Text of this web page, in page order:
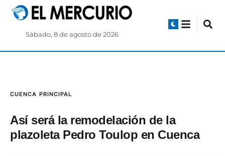
Sábado, 8 de agosto de 2026
plazoleta Pedro Toulop en Cuenca